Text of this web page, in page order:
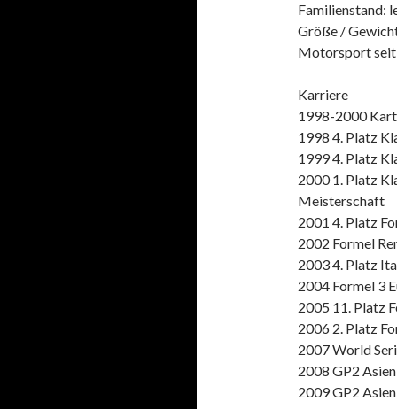
Familienstand:
Größe /
Motorsport
Karriere
1998-2000 Kart
1998 4. Platz
1999 4. Platz
2000 1. Platz
Meisterschaft
2001 4. Platz
2002 Formel
2003 4. Platz
2004 Formel 3
2005 11. Platz
2006 2. Platz
2007 World
2008 GP2
2009 GP2